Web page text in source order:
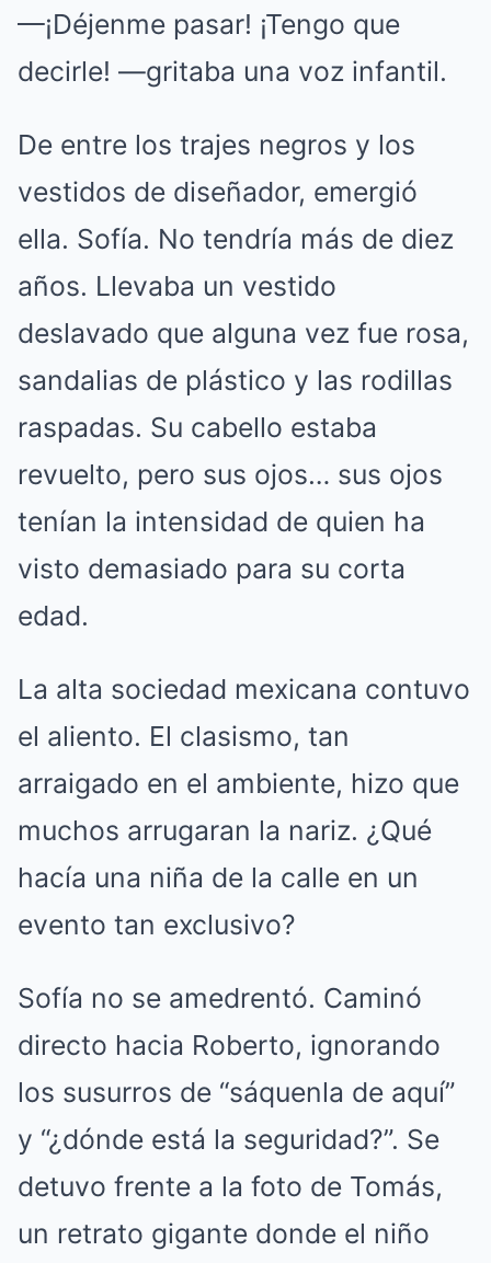
—¡Déjenme pasar! ¡Tengo que
decirle! —gritaba una voz infantil.
De entre los trajes negros y los
vestidos de diseñador, emergió
ella. Sofía. No tendría más de diez
años. Llevaba un vestido
deslavado que alguna vez fue rosa,
sandalias de plástico y las rodillas
raspadas. Su cabello estaba
revuelto, pero sus ojos… sus ojos
tenían la intensidad de quien ha
visto demasiado para su corta
edad.
La alta sociedad mexicana contuvo
el aliento. El clasismo, tan
arraigado en el ambiente, hizo que
muchos arrugaran la nariz. ¿Qué
hacía una niña de la calle en un
evento tan exclusivo?
Sofía no se amedrentó. Caminó
directo hacia Roberto, ignorando
los susurros de “sáquenla de aquí”
y “¿dónde está la seguridad?”. Se
detuvo frente a la foto de Tomás,
un retrato gigante donde el niño